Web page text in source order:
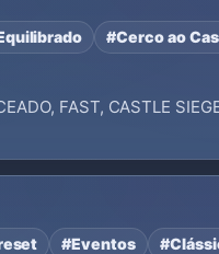
#Cerco ao
FAST, CASTLE
#Eventos